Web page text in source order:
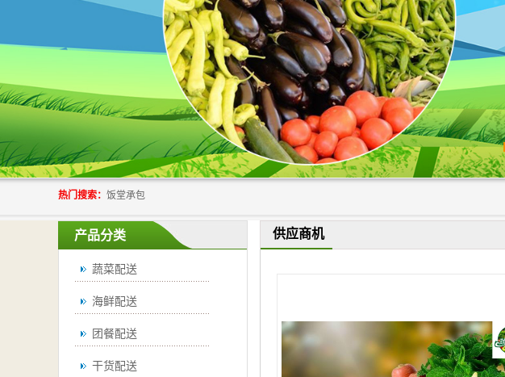
热门搜索： 饭堂承包
产品分类
蔬菜配送
海鲜配送
团餐配送
干货配送
供应商机